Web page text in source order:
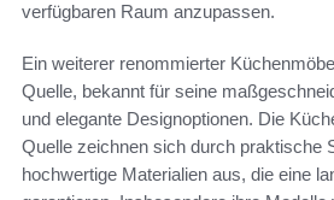
verfügbaren Raum anzupassen.
Ein weiterer renommierter
Quelle, bekannt für seine
und elegante Designoptionen. Die
Quelle zeichnen sich durch praktische
hochwertige Materialien aus, die eine